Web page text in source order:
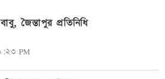
জৈন্তাপুর প্রতিনিধি
PM